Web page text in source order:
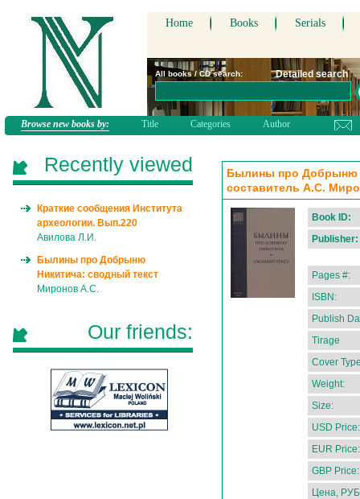
Home Books Serials
All books / CD search: Detailed search
Browse new books by: Title Categories Author
Былины про Добрыню
составитель А.С.
Book ID:
Publisher:
Pages #:
ISBN:
Publish
Tirage
Cover
Weight:
Size:
USD Price:
EUR Price:
GBP Price:
Цена,
Recently viewed
Краткие сообщения Института
археологии. Вып.220
Авилова Л.И.
Былины про Добрыню
Никитича: сводный текст
Миронов А.С.
Our friends: